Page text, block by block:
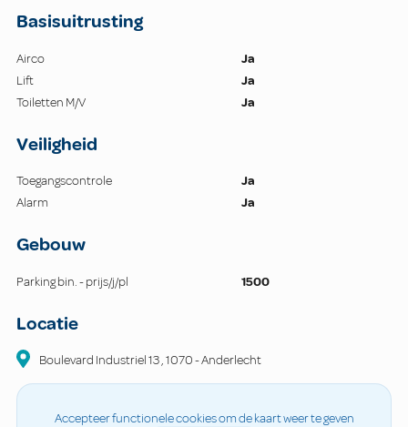
Basisuitrusting
Airco
Ja
Lift
Ja
Toiletten M/V
Ja
Veiligheid
Toegangscontrole
Ja
Alarm
Ja
Gebouw
Parking bin. - prijs/j/pl 1500
Locatie
Boulevard Industriel13,1070-Anderlecht
Accepteer functionele cookies om de kaart weer te geven